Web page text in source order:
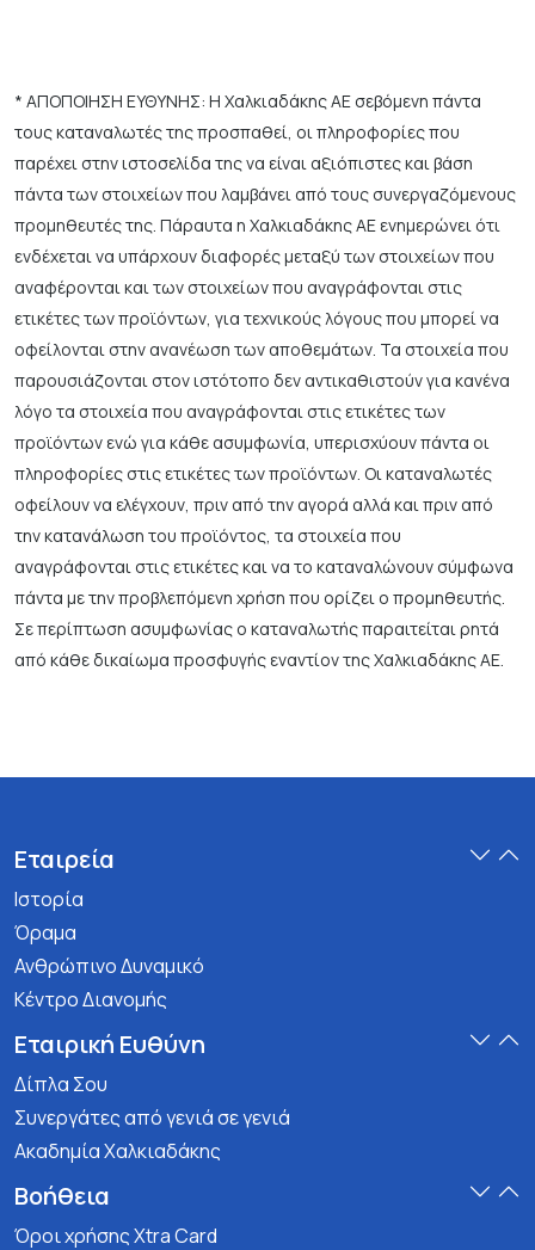
* ΑΠΟΠΟΙΗΣΗ ΕΥΘΥΝΗΣ: Η Χαλκιαδάκης ΑΕ σεβόμενη πάντα
τους καταναλωτές της προσπαθεί, οι πληροφορίες που
παρέχει στην ιστοσελίδα της να είναι αξιόπιστες και βάση
πάντα των στοιχείων που λαμβάνει από τους συνεργαζόμενους
προμηθευτές της. Πάραυτα η Χαλκιαδάκης ΑΕ ενημερώνει ότι
ενδέχεται να υπάρχουν διαφορές μεταξύ των στοιχείων που
αναφέρονται και των στοιχείων που αναγράφονται στις
ετικέτες των προϊόντων, για τεχνικούς λόγους που μπορεί να
οφείλονται στην ανανέωση των αποθεμάτων. Τα στοιχεία που
παρουσιάζονται στον ιστότοπο δεν αντικαθιστούν για κανένα
λόγο τα στοιχεία που αναγράφονται στις ετικέτες των
προϊόντων ενώ για κάθε ασυμφωνία, υπερισχύουν πάντα οι
πληροφορίες στις ετικέτες των προϊόντων. Οι καταναλωτές
οφείλουν να ελέγχουν, πριν από την αγορά αλλά και πριν από
την κατανάλωση του προϊόντος, τα στοιχεία που
αναγράφονται στις ετικέτες και να το καταναλώνουν σύμφωνα
πάντα με την προβλεπόμενη χρήση που ορίζει ο προμηθευτής.
Σε περίπτωση ασυμφωνίας ο καταναλωτής παραιτείται ρητά
από κάθε δικαίωμα προσφυγής εναντίον της Χαλκιαδάκης ΑΕ.
Εταιρεία
Ιστορία
Όραμα
Ανθρώπινο Δυναμικό
Κέντρο Διανομής
Εταιρική Ευθύνη
Δίπλα Σου
Συνεργάτες από γενιά σε γενιά
Ακαδημία Χαλκιαδάκης
Βοήθεια
Όροι χρήσης Xtra Card